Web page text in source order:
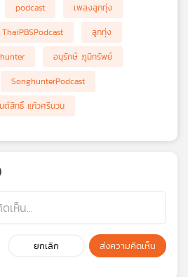
podcast
เพลงลูกทุ่ง
ThaiPBSPodcast
ลูกทุ่ง
อนุรักษ์ ภูมิทรัพย์
SonghunterPodcast
ต์สิทธิ์ แก้วศรีนวน
ยกเลิก ส่งความคิดเห็น